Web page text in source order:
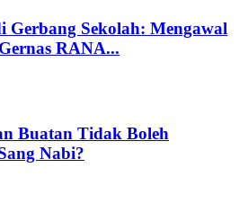
Gerbang Sekolah: Mengawal
RANA...
Buatan Tidak Boleh
Nabi?